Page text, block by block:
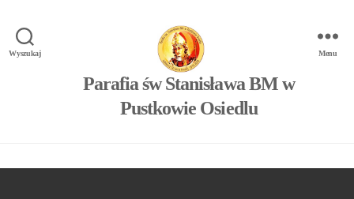
Wyszukaj
Parafia św Stanisława BM w
Pustkowie Osiedlu
Menu